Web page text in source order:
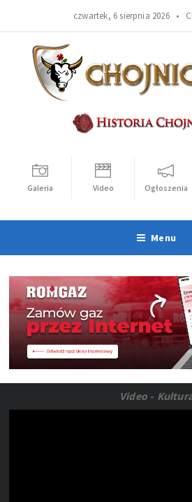
czwartek, 6 sierpnia 2026 •
Galeria Video Ogłoszenia
Menu
Video -